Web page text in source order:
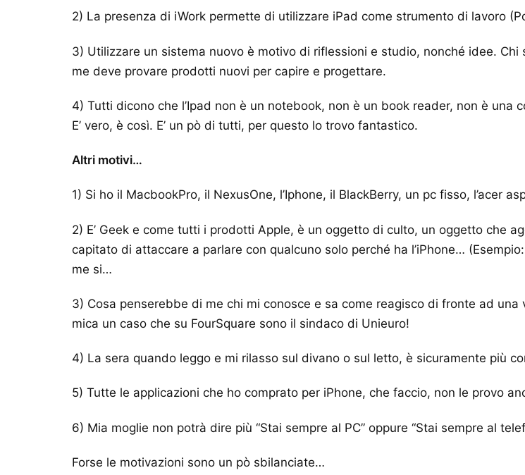
2) La presenza di iWork permette di utilizzare iPad come strumento di lavoro
3) Utilizzare un sistema nuovo è motivo di riflessioni e studio, nonché idee.
me deve provare prodotti nuovi per capire e progettare.
4) Tutti dicono che l’Ipad non è un notebook, non è un book reader, non è
E’ vero, è così. E’ un pò di tutti, per questo lo trovo fantastico.
Altri motivi…
1) Si ho il MacbookPro, il NexusOne, l’Iphone, il BlackBerry, un pc fisso, l’acer
2) E’ Geek e come tutti i prodotti Apple, è un oggetto di culto, un oggetto che
capitato di attaccare a parlare con qualcuno solo perché ha l’iPhone…
me si…
3) Cosa penserebbe di me chi mi conosce e sa come reagisco di fronte ad
mica un caso che su FourSquare sono il sindaco di Unieuro!
4) La sera quando leggo e mi rilasso sul divano o sul letto, è sicuramente più
5) Tutte le applicazioni che ho comprato per iPhone, che faccio, non le provo
6) Mia moglie non potrà dire più “Stai sempre al PC” oppure “Stai sempre al
Forse le motivazioni sono un pò sbilanciate…